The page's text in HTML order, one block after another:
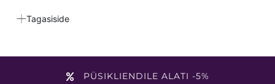
Tagasiside
PÜSIKLIENDILE ALATI -5%